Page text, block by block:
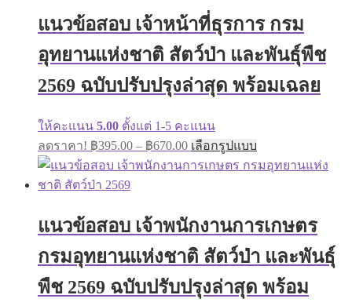
options
be
chosen
on
the
แนวข้อสอบ เจ้าหน้าที่ธุรการ กรม
อุทยานแห่งชาติ สัตว์ป่า และพันธุ์พืช
2569 ฉบับปรับปรุงล่าสุด พร้อมเฉลย
ให้คะแนน 5.00 ตั้งแต่ 1-5 คะแนน
ลดราคา! ฿395.00 – ฿670.00Price
range:
฿395.00
เลือกรูปแบบ
product
has
options
be
chosen
on
the
แนวข้อสอบ เจ้าพนักงานการเกษตร
กรมอุทยานแห่งชาติ สัตว์ป่า และพันธุ์
พืช 2569 ฉบับปรับปรุงล่าสุด พร้อม